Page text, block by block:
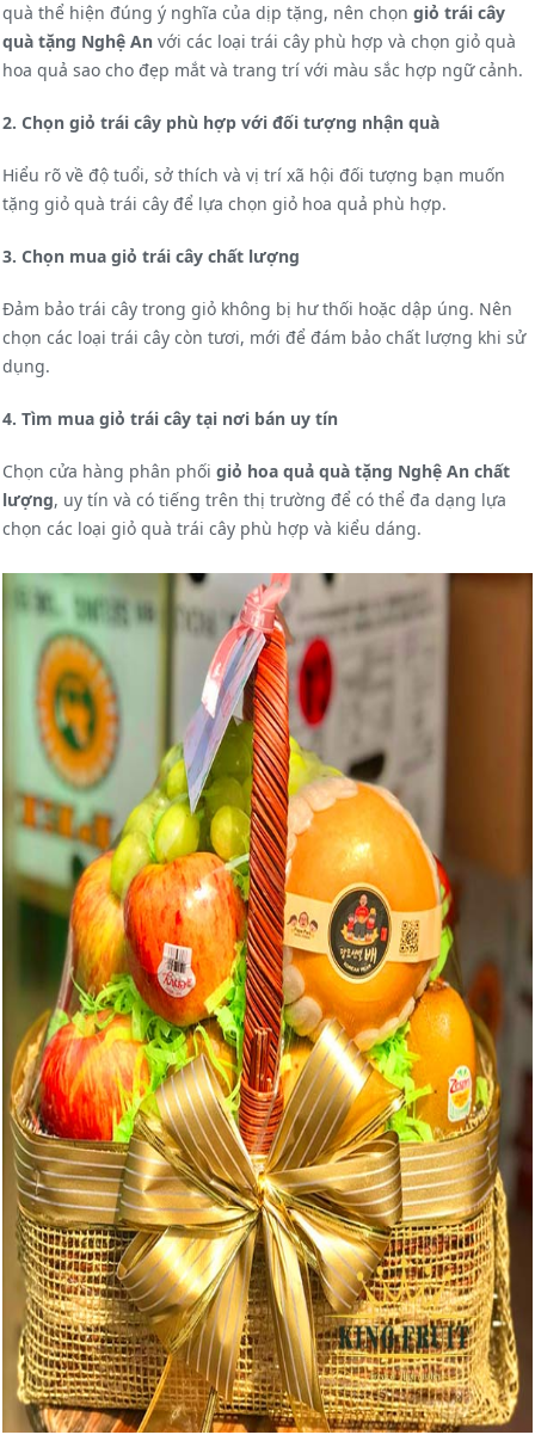
quà thể hiện đúng ý nghĩa của dịp tặng, nên chọn giỏ trái cây
quà tặng Nghệ An với các loại trái cây phù hợp và chọn giỏ quà
hoa quả sao cho đẹp mắt và trang trí với màu sắc hợp ngữ cảnh.
2. Chọn giỏ trái cây phù hợp với đối tượng nhận quà
Hiểu rõ về độ tuổi, sở thích và vị trí xã hội đối tượng bạn muốn
tặng giỏ quà trái cây để lựa chọn giỏ hoa quả phù hợp.
3. Chọn mua giỏ trái cây chất lượng
Đảm bảo trái cây trong giỏ không bị hư thối hoặc dập úng. Nên
chọn các loại trái cây còn tươi, mới để đám bảo chất lượng khi sử
dụng.
4. Tìm mua giỏ trái cây tại nơi bán uy tín
Chọn cửa hàng phân phối giỏ hoa quả quà tặng Nghệ An chất
lượng, uy tín và có tiếng trên thị trường để có thể đa dạng lựa
chọn các loại giỏ quà trái cây phù hợp và kiểu dáng.